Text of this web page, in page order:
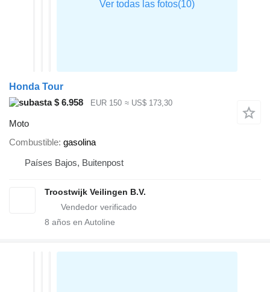
Honda Tour
$ 6.958
EUR 150 ≈ US$ 173,30
Moto
Combustible gasolina
Países Bajos, Buitenpost
Troostwijk Veilingen B.V.
8 años en Autoline